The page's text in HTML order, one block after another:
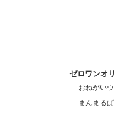
ゼロワンオ
おねがい
まんまる